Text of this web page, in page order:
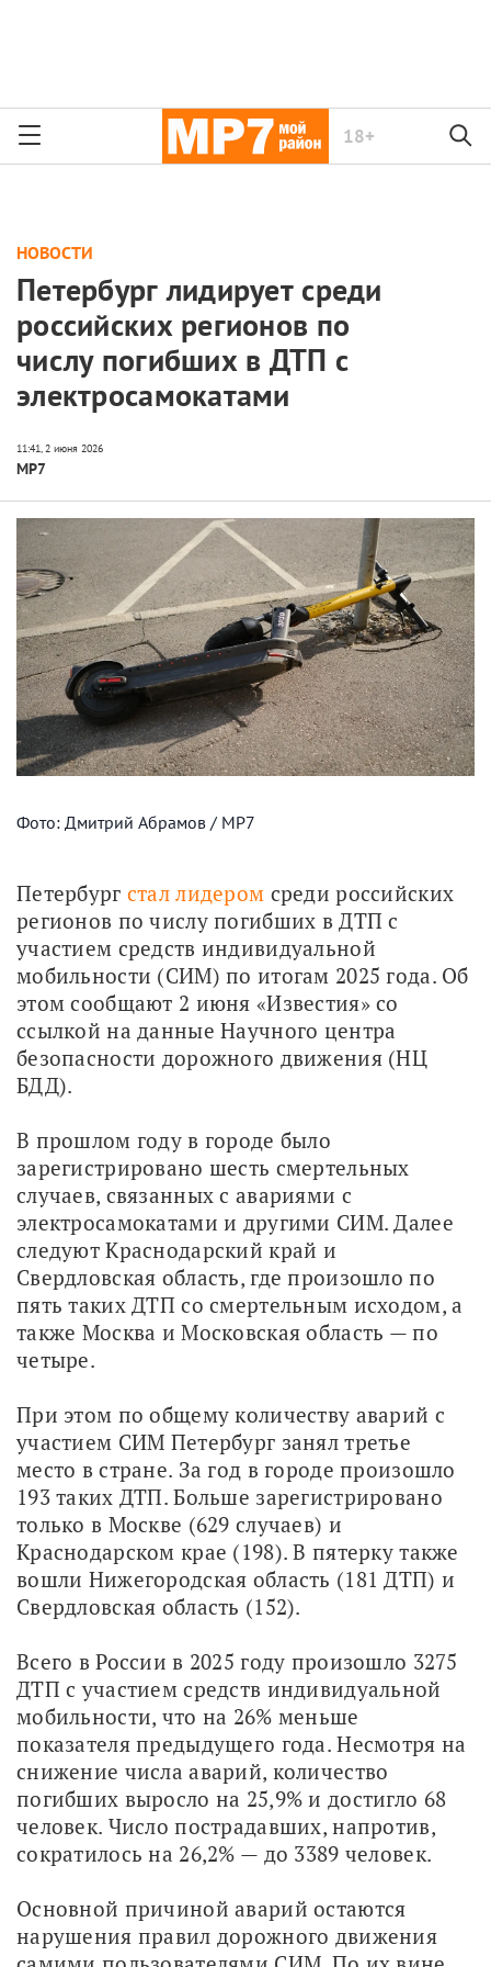
18+
НОВОСТИ
Петербург лидирует среди
российских регионов по
числу погибших в ДТП с
электросамокатами
МР7
Фото: Дмитрий Абрамов / МР7
Петербург стал лидером среди российских
регионов по числу погибших в ДТП с
участием средств индивидуальной
мобильности (СИМ) по итогам 2025 года. Об
этом сообщают 2 июня «Известия» со
ссылкой на данные Научного центра
безопасности дорожного движения (НЦ
БДД).
В прошлом году в городе было
зарегистрировано шесть смертельных
случаев, связанных с авариями с
электросамокатами и другими СИМ. Далее
следуют Краснодарский край и
Свердловская область, где произошло по
пять таких ДТП со смертельным исходом, а
также Москва и Московская область — по
четыре.
При этом по общему количеству аварий с
участием СИМ Петербург занял третье
место в стране. За год в городе произошло
193 таких ДТП. Больше зарегистрировано
только в Москве (629 случаев) и
Краснодарском крае (198). В пятерку также
вошли Нижегородская область (181 ДТП) и
Свердловская область (152).
Всего в России в 2025 году произошло 3275
ДТП с участием средств индивидуальной
мобильности, что на 26% меньше
показателя предыдущего года. Несмотря на
снижение числа аварий, количество
погибших выросло на 25,9% и достигло 68
человек. Число пострадавших, напротив,
сократилось на 26,2% — до 3389 человек.
Основной причиной аварий остаются
нарушения правил дорожного движения